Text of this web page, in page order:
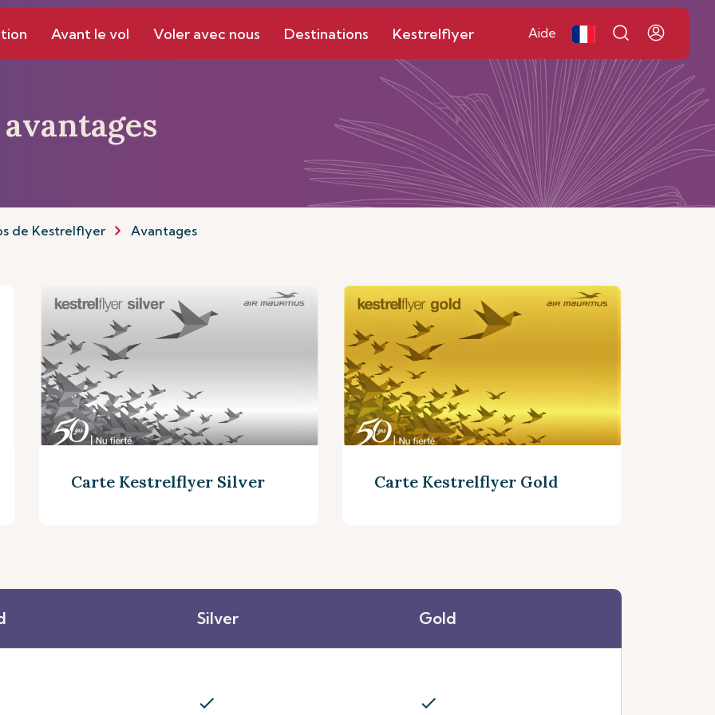
Avant le vol Voler avec nous Destinations Kestrelflyer Aide
de Kestrelflyer Avantages
Carte Kestrelflyer Silver Carte Kestrelflyer Gold
Silver Gold
check check